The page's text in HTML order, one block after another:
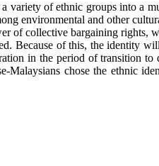
variety of ethnic groups into
environmental and other
of collective bargaining rights,
Because of this, the identity
in the period of transition
chose the ethnic